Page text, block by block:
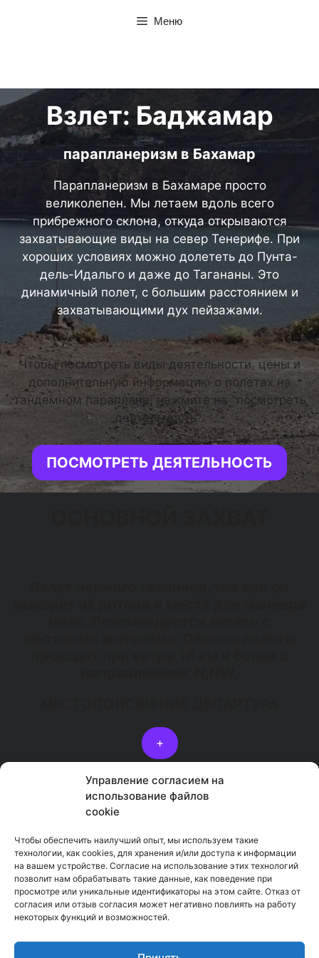
Управление согласием на
использование файлов
cookie
Чтобы обеспечить наилучший опыт, мы используем такие
технологии, как cookies, для хранения и/или доступа к информации
на вашем устройстве. Согласие на использование этих технологий
позволит нам обрабатывать такие данные, как поведение при
просмотре или уникальные идентификаторы на этом сайте. Отказ от
согласия или отзыв согласия может негативно повлиять на работу
некоторых функций и возможностей.
Меню
Взлет: Баджамар
парапланеризм в Бахамар
Парапланеризм в Бахамаре просто
великолепен. Мы летаем вдоль всего
прибрежного склона, откуда открываются
захватывающие виды на север Тенерифе. При
хороших условиях можно долететь до Пунта-
дель-Идальго и даже до Тагананы. Это
динамичный полет, с большим расстоянием и
захватывающими дух пейзажами.
Чтобы посмотреть виды деятельности, цены и
дополнительную информацию о полетах на
тандемном параплане, нажмите на "посмотреть
деятельность".
ПОСМОТРЕТЬ ДЕЯТЕЛЬНОСТЬ
+
РАСПОЛОЖЕНИЕ МЕСТА ВСТРЕЧИ
ЗАБРОНИРОВАТЬ
НОМЕР
ПОДАРОЧНЫЙ БИЛЕТ
Вернуться к парапланерным взлетам на Тенерифе
English